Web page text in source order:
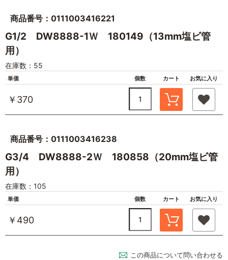
商品番号：0111003416221
G1/2 DW8888-1Ｗ 180149（13mm塩ビ管
用）
在庫数：55
単価 個数 カート お気に入り
￥370
商品番号：0111003416238
G3/4 DW8888-2Ｗ 180858（20mm塩ビ管
用）
在庫数：105
単価 個数 カート お気に入り
￥490
この商品について問い合わせる